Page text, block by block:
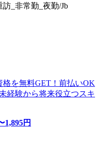
_非常勤_夜勤/Jb
格を無料GET！前払いOK
経験から将来役立つスキ
1,895円